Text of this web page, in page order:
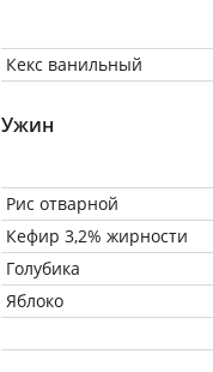
Кекс ванильный
Ужин
Рис отварной
Кефир 3,2% жирности
Голубика
Яблоко